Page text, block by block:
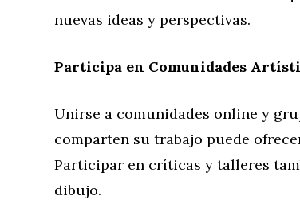
nuevas ideas y perspectivas.
Participa en Comunidades
Unirse a comunidades online y
comparten su trabajo puede
Participar en críticas y talleres
dibujo.